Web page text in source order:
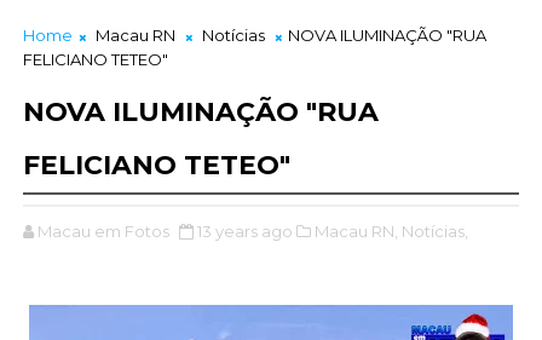
Home Macau RN Notícias
NOVA ILUMINAÇÃO "RUA
FELICIANO TETEO"
NOVA ILUMINAÇÃO "RUA
FELICIANO TETEO"
Macau em Fotos 13 years ago Macau RN, Notícias,